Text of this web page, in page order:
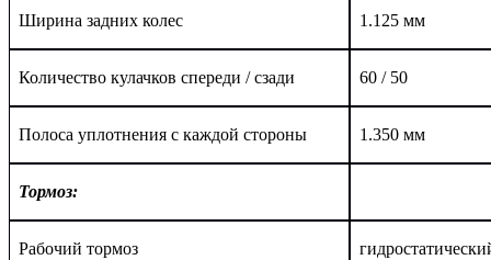
Ширина задних колес 1.125 мм
Количество кулачков спереди / сзади 60 / 50
Полоса уплотнения с каждой стороны 1.350 мм
Тормоз:
Рабочий тормоз